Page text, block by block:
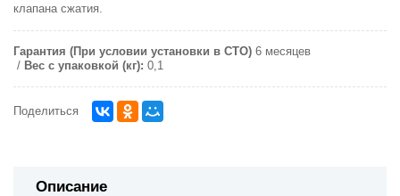
клапана сжатия.
Гарантия (При условии установки в СТО) 6 месяцев
Вес с упаковкой (кг): 0,1
Поделиться
Описание